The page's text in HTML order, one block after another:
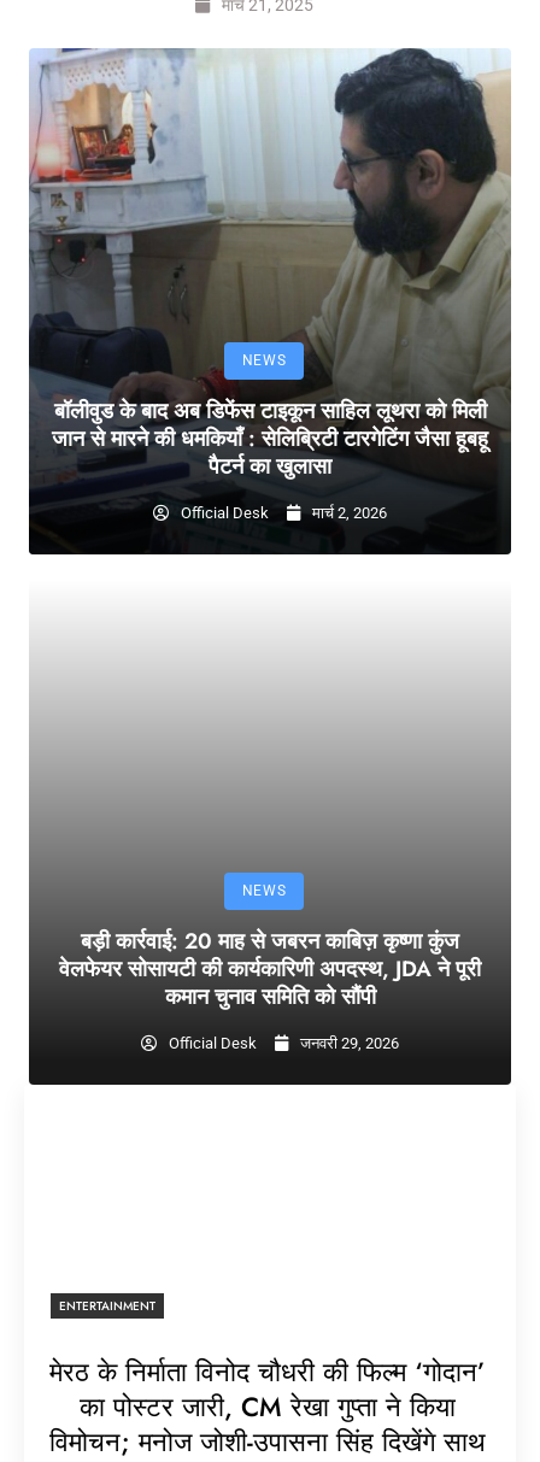
मार्च 21, 2025
NEWS
बॉलीवुड के बाद अब डिफेंस टाइकून साहिल लूथरा को मिली
जान से मारने की धमकियाँ : सेलिब्रिटी टारगेटिंग जैसा हूबहू
पैटर्न का खुलासा
Official Desk मार्च 2, 2026
NEWS
बड़ी कार्रवाई: 20 माह से जबरन काबिज़ कृष्णा कुंज
वेलफेयर सोसायटी की कार्यकारिणी अपदस्थ, JDA ने पूरी
कमान चुनाव समिति को सौंपी
Official Desk जनवरी 29, 2026
ENTERTAINMENT
मेरठ के निर्माता विनोद चौधरी की फिल्म ‘गोदान’
का पोस्टर जारी, CM रेखा गुप्ता ने किया
विमोचन; मनोज जोशी-उपासना सिंह दिखेंगे साथ